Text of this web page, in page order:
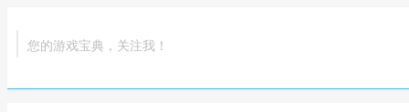
您的游戏宝典，关注我！